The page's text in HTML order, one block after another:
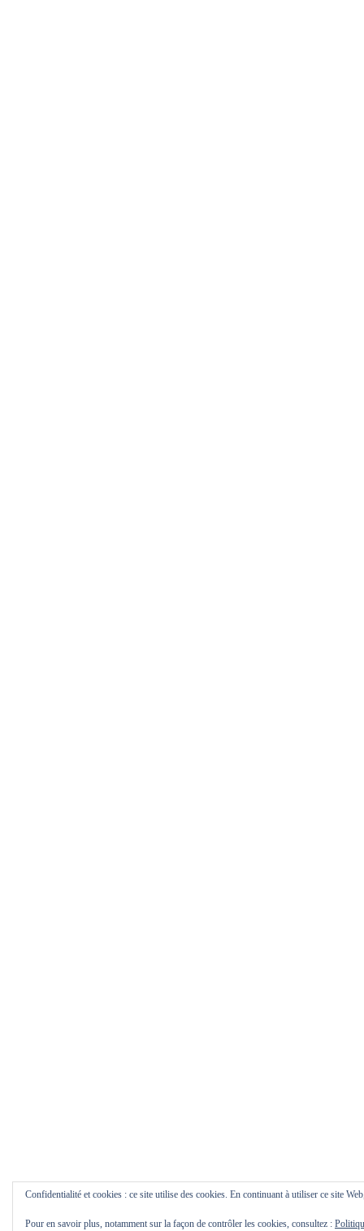
Confidentialité et cookies : ce site utilise des cookies. En continuant à utiliser ce site
Pour en savoir plus, notamment sur la façon de contrôler les cookies, consultez :